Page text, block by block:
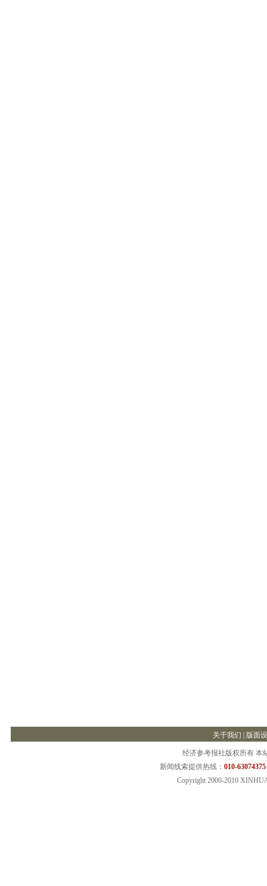
关于我们 版面
经济参考报社版权所有 本
新闻线索提供热线： 010-
Copyright 2000-2010